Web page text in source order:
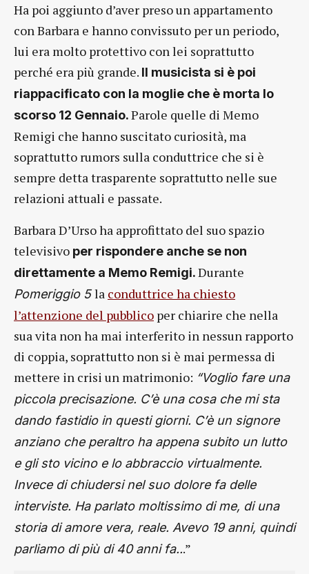
Ha poi aggiunto d’aver preso un appartamento
con Barbara e hanno convissuto per un periodo,
lui era molto protettivo con lei soprattutto
perché era più grande. Il musicista si è poi
riappacificato con la moglie che è morta lo
scorso 12 Gennaio.Parole quelle di Memo
Remigi che hanno suscitato curiosità, ma
soprattutto rumors sulla conduttrice che si è
sempre detta trasparente soprattutto nelle sue
relazioni attuali e passate.
Barbara D’Urso ha approfittato del suo spazio
televisivo per rispondere anche se non
direttamente a Memo Remigi.Durante
Pomeriggio 5la conduttrice ha chiesto
l’attenzione del pubblico per chiarire che nella
sua vita non ha mai interferito in nessun rapporto
di coppia, soprattutto non si è mai permessa di
mettere in crisi un matrimonio: “Voglio fare una
piccola precisazione. C’è una cosa che mi sta
dando fastidio in questi giorni. C’è un signore
anziano che peraltro ha appena subito un lutto
e gli sto vicino e lo abbraccio virtualmente.
Invece di chiudersi nel suo dolore fa delle
interviste. Ha parlato moltissimo di me, di una
storia di amore vera, reale. Avevo 19 anni, quindi
parliamo di più di 40 anni fa...”